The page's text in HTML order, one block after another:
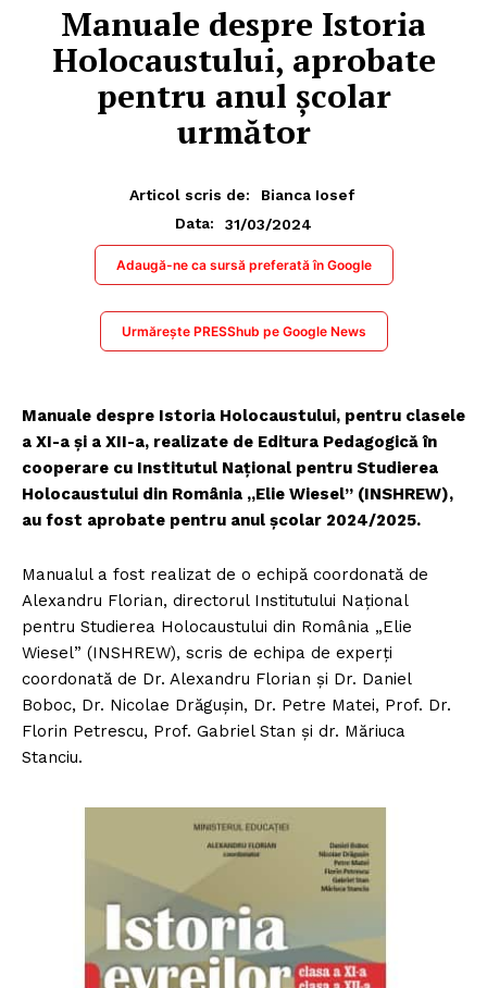
Manuale despre Istoria
Holocaustului, aprobate
pentru anul școlar
următor
Articol scris de:
Bianca Iosef
Data:
31/03/2024
Adaugă-ne ca sursă preferată în Google
Urmărește PRESShub pe Google News
Manuale despre Istoria Holocaustului, pentru clasele
a XI-a și a XII-a, realizate de Editura Pedagogică în
cooperare cu Institutul Național pentru Studierea
Holocaustului din România „Elie Wiesel” (INSHREW),
au fost aprobate pentru anul școlar 2024/2025.
Manualul a fost realizat de o echipă coordonată de
Alexandru Florian, directorul Institutului Național
pentru Studierea Holocaustului din România „Elie
Wiesel” (INSHREW), scris de echipa de experți
coordonată de Dr. Alexandru Florian și Dr. Daniel
Boboc, Dr. Nicolae Drăgușin, Dr. Petre Matei, Prof. Dr.
Florin Petrescu, Prof. Gabriel Stan și dr. Măriuca
Stanciu.